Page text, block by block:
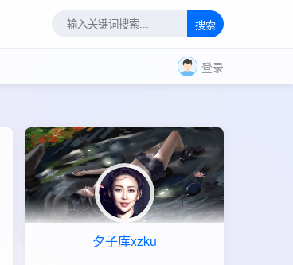
搜索
登录
夕子库xzku